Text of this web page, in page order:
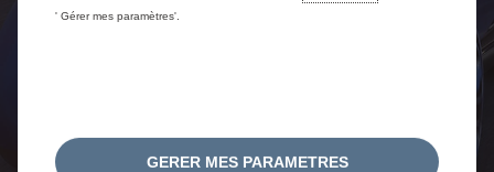
' Gérer mes paramètres'.
GERER MES PARAMETRES